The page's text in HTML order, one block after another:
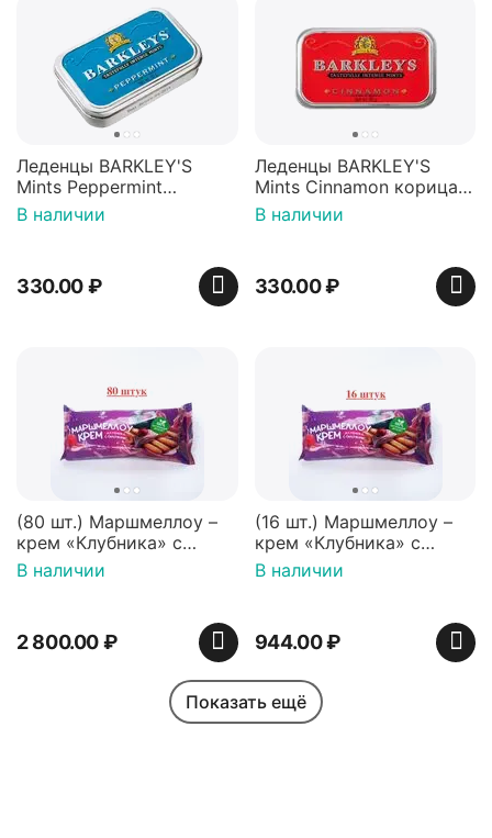
Леденцы BARKLEY'S
Mints Peppermint
перечная мята 50г,
Нидерланды
В наличии
330.00₽
Леденцы BARKLEY'S
Mints Cinnamon корица
50г, Нидерланды
В наличии
330.00₽
(80 шт.) Маршмеллоу –
крем «Клубника» с
палочками (ТМ
«Зефирный Лео»)
В наличии
2 800.00₽
(16 шт.) Маршмеллоу –
крем «Клубника» с
палочками (ТМ
«Зефирный Лео»)
В наличии
944.00₽
Показать ещё